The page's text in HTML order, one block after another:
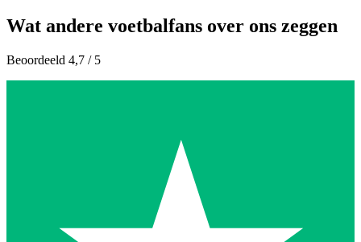
Wat andere voetbalfans over ons zeggen
Beoordeeld 4,7 / 5